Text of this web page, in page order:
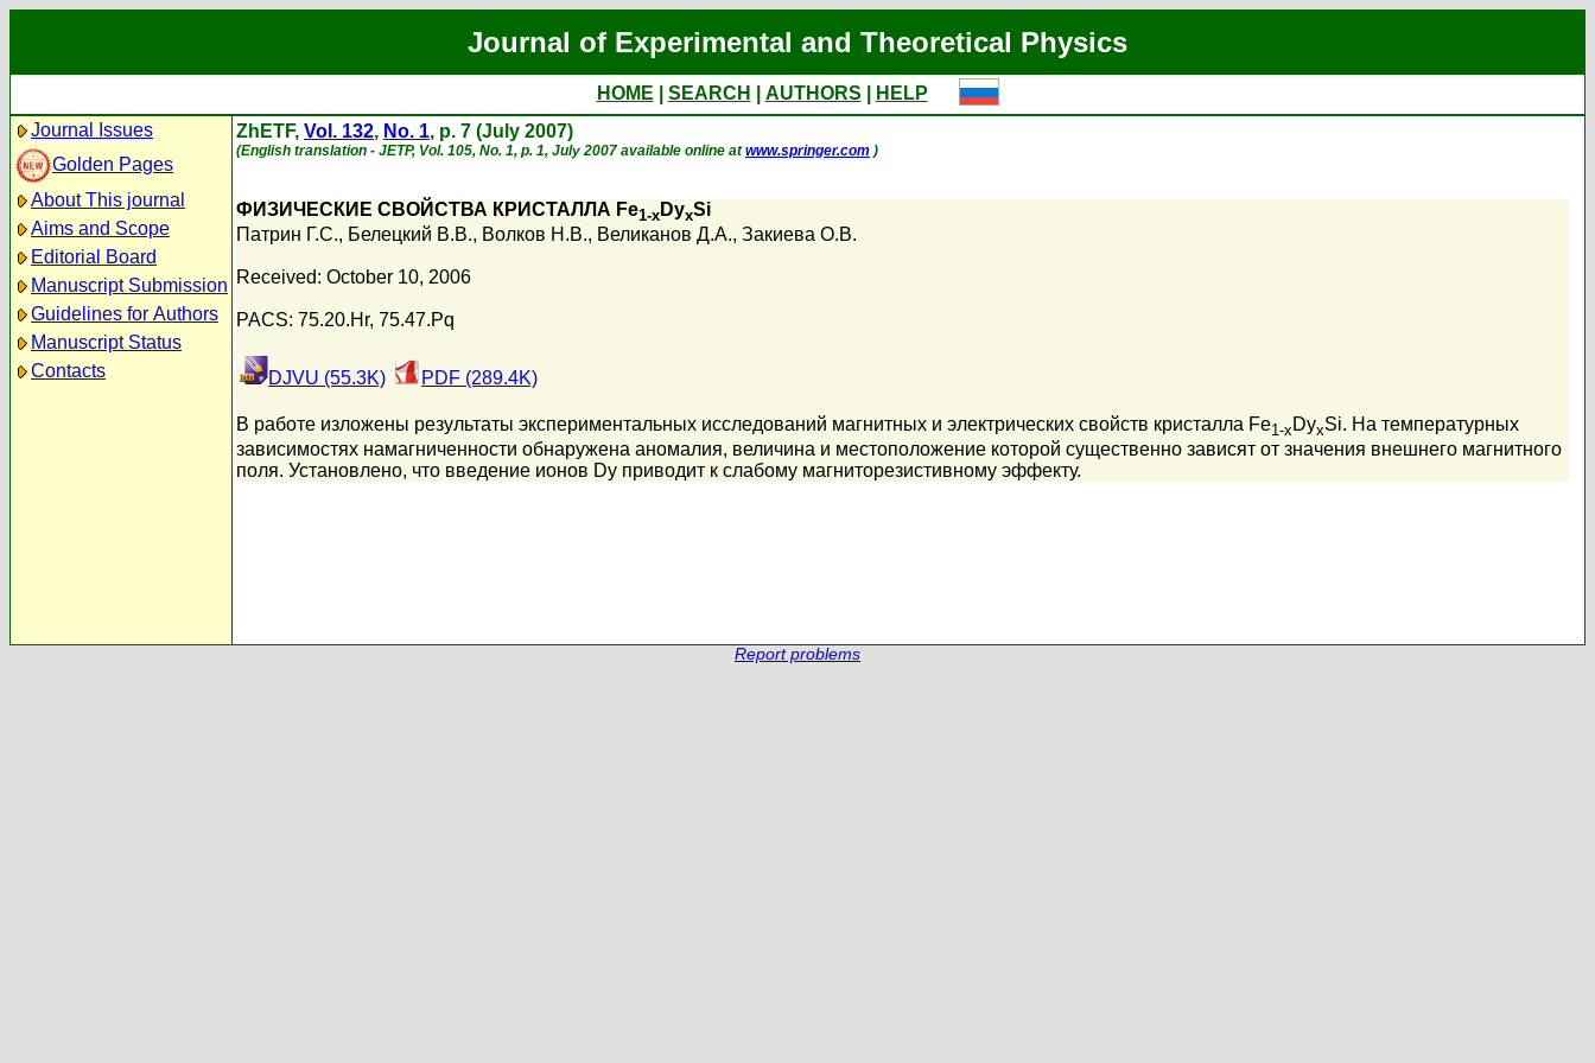
Journal of Experimental and Theoretical Physics
HOME SEARCH AUTHORS
HELP
Journal Issues
Golden Pages
About This journal
Aims and Scope
Editorial Board
Manuscript Submission
Guidelines for Authors
Manuscript Status
Contacts
ZhETF, Vol. 132, No. 1, p. 7 (July 2007)
(English translation - JETP, Vol. 105, No. 1, p. 1, July 2007 available online atwww.springer.com )
ФИЗИЧЕСКИЕ СВОЙСТВА КРИСТАЛЛА Fe1-x DyxSi
Патрин Г.С., Белецкий В.В., Волков Н.В., Великанов Д.А., Закиева О.В.
Received: October 10, 2006
PACS: 75.20.Hr, 75.47.Pq
DJVU (55.3K) PDF (289.4K)
В работе изложены результаты экспериментальных исследований магнитных и электрических свойств кристалла Fe1-xDyxSi. На температурных
зависимостях намагниченности обнаружена аномалия, величина и местоположение которой существенно зависят от значения внешнего магнитного
поля. Установлено, что введение ионов Dy приводит к слабому магниторезистивному эффекту.
Report problems